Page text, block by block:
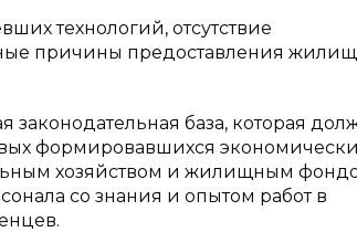
технологий, отсутствие
причины предоставления
законодательная база, которая
формировавшихся
хозяйством и жилищным
со знания и опытом работ в